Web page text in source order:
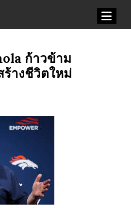
ก้าวข้าม
างชีวิตใหม่